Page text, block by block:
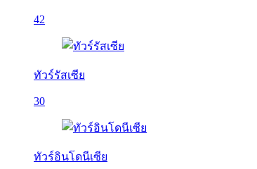
42
ทัวร์รัสเซีย
30
ทัวร์อินโดนีเซีย